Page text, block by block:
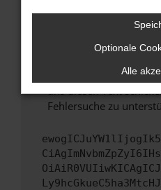
Wende dich an den
Wenn du alle oben
versuchen, das
uns diesen Text
Fehlersuche zu
Optionale
Alle